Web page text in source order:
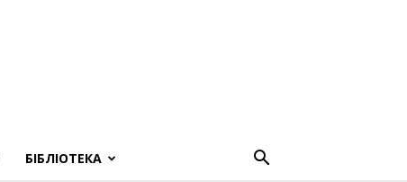
БІБЛІОТЕКА